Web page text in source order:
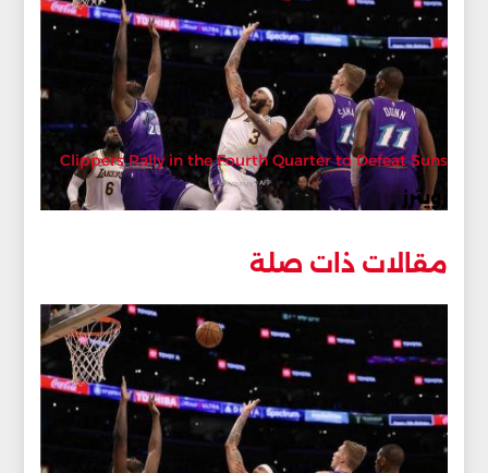
Clippers Rally in the Fourth Quarter to Defeat Suns
رويترز
مقالات ذات صلة